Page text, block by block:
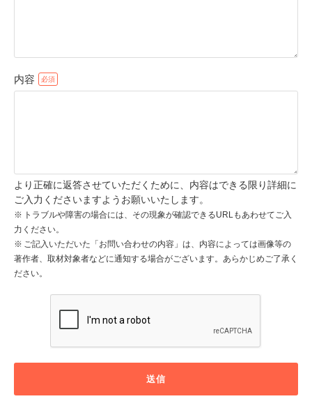
内容
より正確に返答させていただくために、内容はできる限り詳細に
ご入力くださいますようお願いいたします。
トラブルや障害の場合には、その現象が確認できるURLもあわせてご入
力ください。
ご記入いただいた「お問い合わせの内容」は、内容によっては画像等の
著作者、取材対象者などに通知する場合がございます。あらかじめご了承く
ださい。
送信